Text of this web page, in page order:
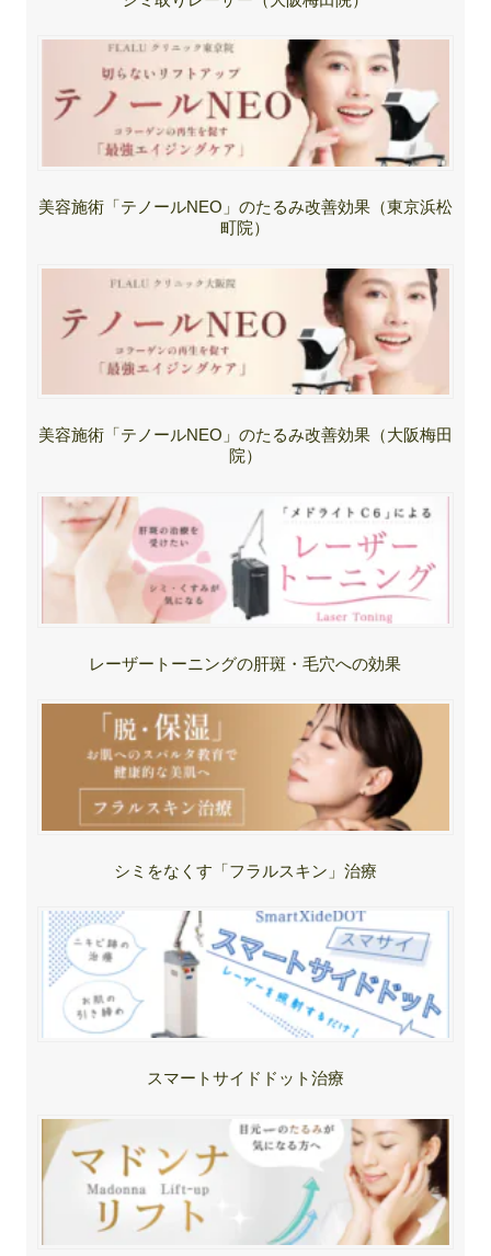
美容施術「テノールNEO」のたるみ改善効果（東京浜松
町院）
美容施術「テノールNEO」のたるみ改善効果（大阪梅田
院）
レーザートーニングの肝斑・毛穴への効果
シミをなくす「フラルスキン」治療
スマートサイドドット治療